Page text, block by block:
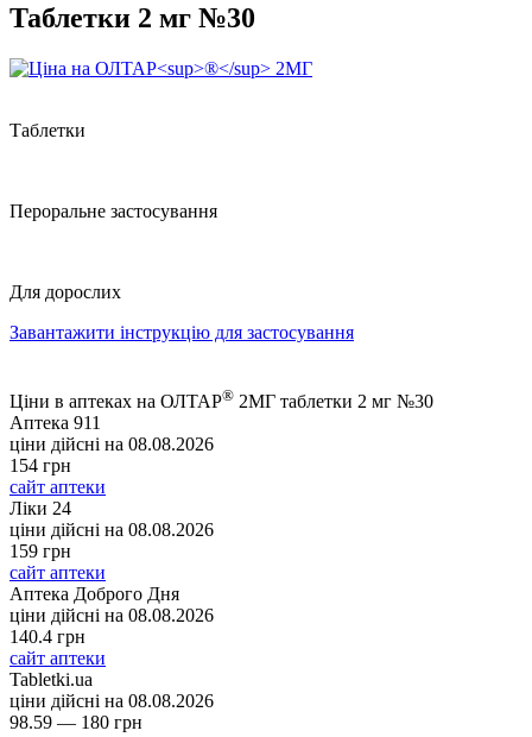
Таблетки 2 мг №30
Таблетки
Пероральне застосування
Для дорослих
Завантажити інструкцію для застосування
Ціни в аптеках на ОЛТАР® 2МГ таблетки 2 мг №30
Аптека 911
ціни дійсні на 08.08.2026
154 грн
сайт аптеки
Ліки 24
ціни дійсні на 08.08.2026
159 грн
сайт аптеки
Аптека Доброго Дня
ціни дійсні на 08.08.2026
140.4 грн
сайт аптеки
Tabletki.ua
ціни дійсні на 08.08.2026
98.59 — 180 грн